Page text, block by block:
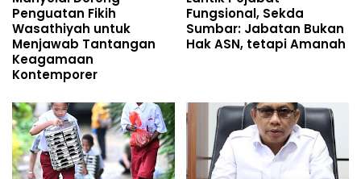
Penguatan Fikih
Wasathiyah untuk
Menjawab Tantangan
Keagamaan
Kontemporer
Fungsional, Sekda
Sumbar: Jabatan Bukan
Hak ASN, tetapi Amanah